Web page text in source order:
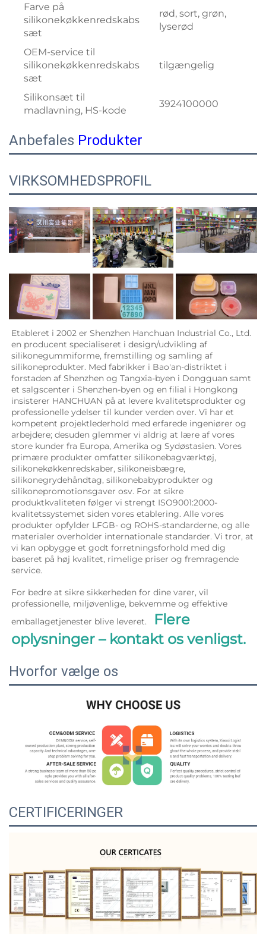
Farve på
silikonekøkkenredskabs
sæt
rød, sort, grøn,
lyserød
OEM-service til
silikonekøkkenredskabs
sæt
tilgængelig
Silikonsæt til
madlavning, HS-kode
3924100000
Anbefales Produkter
VIRKSOMHEDSPROFIL
Etableret i 2002 er Shenzhen Hanchuan Industrial Co., Ltd.
en producent specialiseret i design/udvikling af
silikonegummiforme, fremstilling og samling af
silikoneprodukter. Med fabrikker i Bao'an-distriktet i
forstaden af Shenzhen og Tangxia-byen i Dongguan samt
et salgscenter i Shenzhen-byen og en filial i Hongkong
insisterer HANCHUAN på at levere kvalitetsprodukter og
professionelle ydelser til kunder verden over. Vi har et
kompetent projektlederhold med erfarede ingeniører og
arbejdere; desuden glemmer vi aldrig at lære af vores
store kunder fra Europa, Amerika og Sydøstasien. Vores
primære produkter omfatter silikonebagværktøj,
silikonekøkkenredskaber, silikoneisbægre,
silikonegrydehåndtag, silikonebabyprodukter og
silikonepromotionsgaver osv. For at sikre
produktkvaliteten følger vi strengt ISO9001:2000-
kvalitetssystemet siden vores etablering. Alle vores
produkter opfylder LFGB- og ROHS-standarderne, og alle
materialer overholder internationale standarder. Vi tror, at
vi kan opbygge et godt forretningsforhold med dig
baseret på høj kvalitet, rimelige priser og fremragende
service.
For bedre at sikre sikkerheden for dine varer, vil
professionelle, miljøvenlige, bekvemme og effektive
emballagetjenester blive leveret.
Flere
oplysninger – kontakt os venligst.
Hvorfor vælge os
CERTIFICERINGER